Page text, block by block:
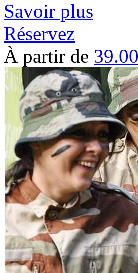
Savoir plus
Réservez
À partir de 39.00